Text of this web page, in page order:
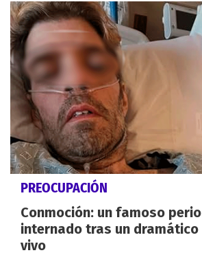
PREOCUPACIÓN
Conmoción: un famoso
internado tras un dramático
vivo